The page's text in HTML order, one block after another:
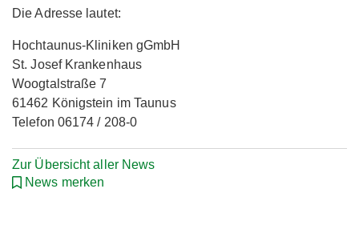
Die Adresse lautet:
Hochtaunus-Kliniken gGmbH
St. Josef Krankenhaus
Woogtalstraße 7
61462 Königstein im Taunus
Telefon 06174 / 208-0
Zur Übersicht aller News
News merken